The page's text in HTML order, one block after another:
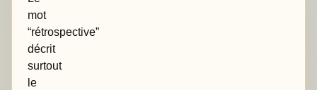
mot
“rétrospective”
décrit
surtout
le